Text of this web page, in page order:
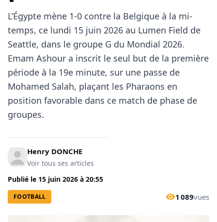
L’Égypte mène 1-0 contre la Belgique à la mi-
temps, ce lundi 15 juin 2026 au Lumen Field de
Seattle, dans le groupe G du Mondial 2026.
Emam Ashour a inscrit le seul but de la première
période à la 19e minute, sur une passe de
Mohamed Salah, plaçant les Pharaons en
position favorable dans ce match de phase de
groupes.
Henry DONCHE
Voir tous ses articles
Publié le 15 juin 2026 à 20:55
FOOTBALL 1 089vues